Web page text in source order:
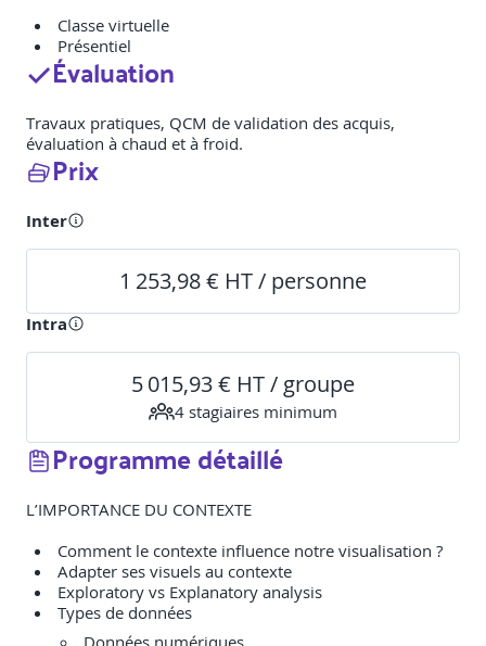
Classe virtuelle
Présentiel
Évaluation
Travaux pratiques, QCM de validation des acquis,
évaluation à chaud et à froid.
Prix
Inter
1 253,98 € HT / personne
Intra
5 015,93 € HT / groupe
4 stagiaires minimum
Programme détaillé
L’IMPORTANCE DU CONTEXTE
Comment le contexte influence notre visualisation ?
Adapter ses visuels au contexte
Exploratory vs Explanatory analysis